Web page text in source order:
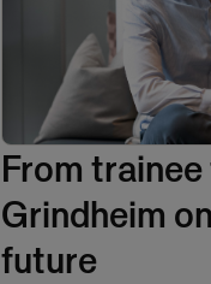
From
Grindheim
future